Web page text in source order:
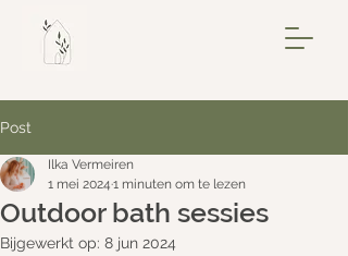
Post
Outdoor bath sessies
Ilka Vermeiren
1 mei 2024 1 minuten om te lezen
Bijgewerkt op: 8 jun 2024